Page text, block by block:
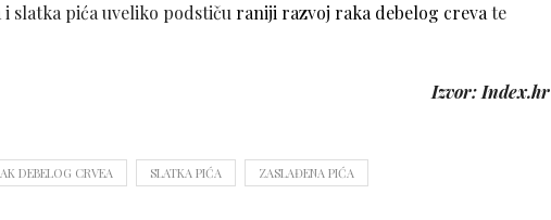
i slatka pića uveliko podstiču raniji razvoj raka debelog creva te
Izvor: Index.hr
DEBELOG CRVEA SLATKA PIĆA ZASLAĐENA PIĆA